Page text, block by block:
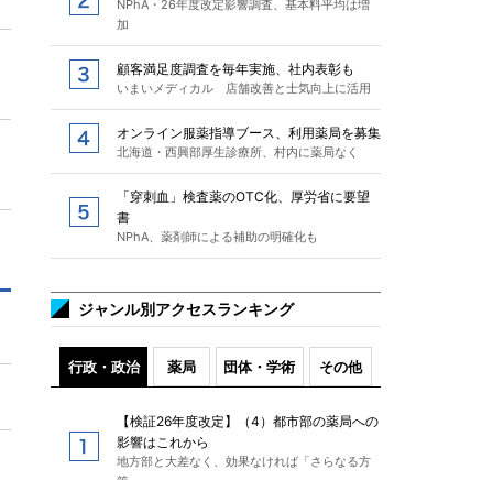
NPhA・26年度改定影響調査、基本料平均は増
加
顧客満足度調査を毎年実施、社内表彰も
いまいメディカル 店舗改善と士気向上に活用
オンライン服薬指導ブース、利用薬局を募集
北海道・西興部厚生診療所、村内に薬局なく
「穿刺血」検査薬のOTC化、厚労省に要望
書
NPhA、薬剤師による補助の明確化も
ジャンル別アクセスランキング
行政・政治 薬局 団体・学術 その他
【検証26年度改定】（4）都市部の薬局への
影響はこれから
地方部と大差なく、効果なければ「さらなる方